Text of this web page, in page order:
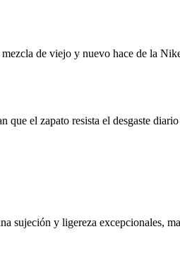
de viejo y nuevo hace de la
el zapato resista el desgaste
sujeción y ligereza excepcionales,